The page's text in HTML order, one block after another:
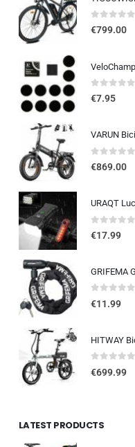
0out of 5
€799.00
0out of 5
€7.95
0out of 5
€869.00
0out of 5
€17.99
0out of 5
€11.99
0out of 5
€699.99
LATEST PRODUCTS